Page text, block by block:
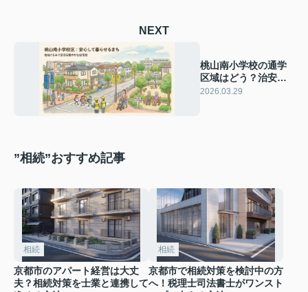
NEXT
桃山南小学校の通学
区域はどう？治安と
子育て環境から見る
2026.03.29
”相続”おすすめ記事
相続
京都市のアパート経営は大丈
夫？相続対策を士業と連携して
相続
京都市で相続対策を検討中の方
へ！税理士司法書士がワンスト